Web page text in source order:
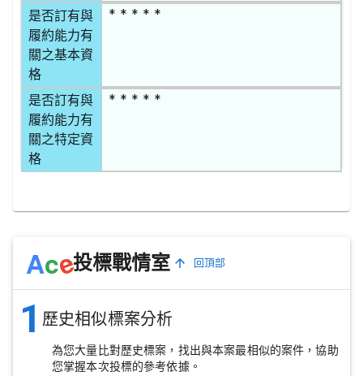
是否訂有與
履約能力有
關之基本資
格
* * * * *
是否訂有與
履約能力有
關之特定資
格
* * * * *
Ace投標戰情室 回頂部
1 歷史相似標案分析
為您大量比對歷史標案，找出與本案最相似的案件，協助
您掌握本次投標的參考依據。